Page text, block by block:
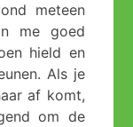
meteen
me goed
hield en
Als je
af komt,
om de